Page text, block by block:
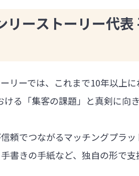
リーストーリー代
リーでは、これまで10年以上に
る「集客の課題」と真剣に向き
頼でつながるマッチングプラッ
書きの手紙など、独自の形で支